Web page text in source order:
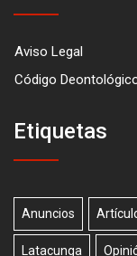
Aviso Legal
Código
Etiquetas
Anuncios
Latacunga